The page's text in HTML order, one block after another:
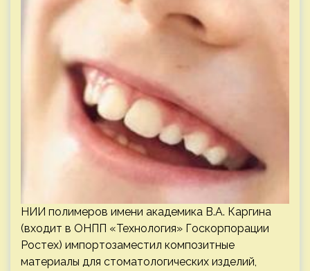
НИИ полимеров имени академика В.А. Каргина
(входит в ОНПП «Технология» Госкорпорации
Ростех) импортозаместил композитные
материалы для стоматологических изделий,